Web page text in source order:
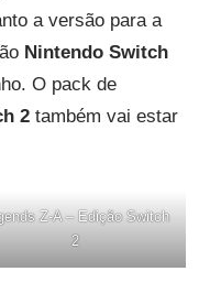
a versão para a
Nintendo Switch
O pack de
2também vai estar
Z-A – Edição Switch
2